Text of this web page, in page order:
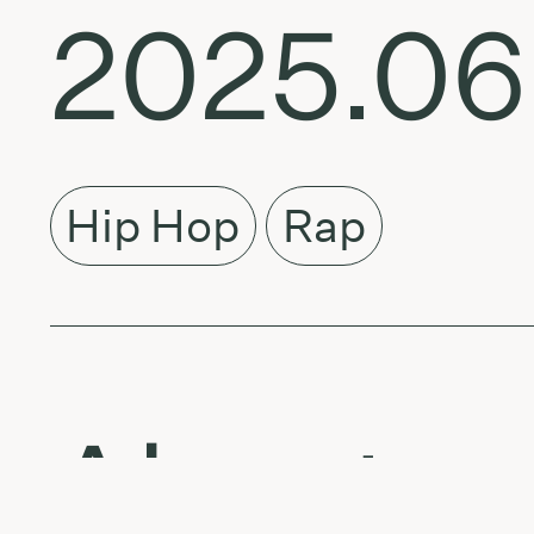
Hip Hop Rap
About